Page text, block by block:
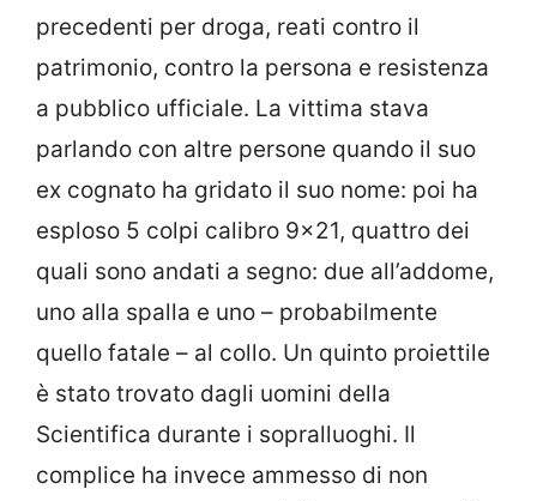
precedenti per droga, reati contro il
patrimonio, contro la persona e resistenza
a pubblico ufficiale. La vittima stava
parlando con altre persone quando il suo
ex cognato ha gridato il suo nome: poi ha
esploso 5 colpi calibro 9×21, quattro dei
quali sono andati a segno: due all’addome,
uno alla spalla e uno – probabilmente
quello fatale – al collo. Un quinto proiettile
è stato trovato dagli uomini della
Scientifica durante i sopralluoghi. Il
complice ha invece ammesso di non